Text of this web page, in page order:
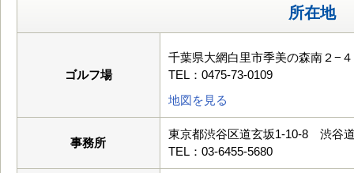
所在地
ゴルフ場
千葉県大網白里市季美の森南２−
TEL：0475-73-0109
地図を見る
事務所
東京都渋谷区道玄坂1-10-8 渋谷
TEL：03-6455-5680